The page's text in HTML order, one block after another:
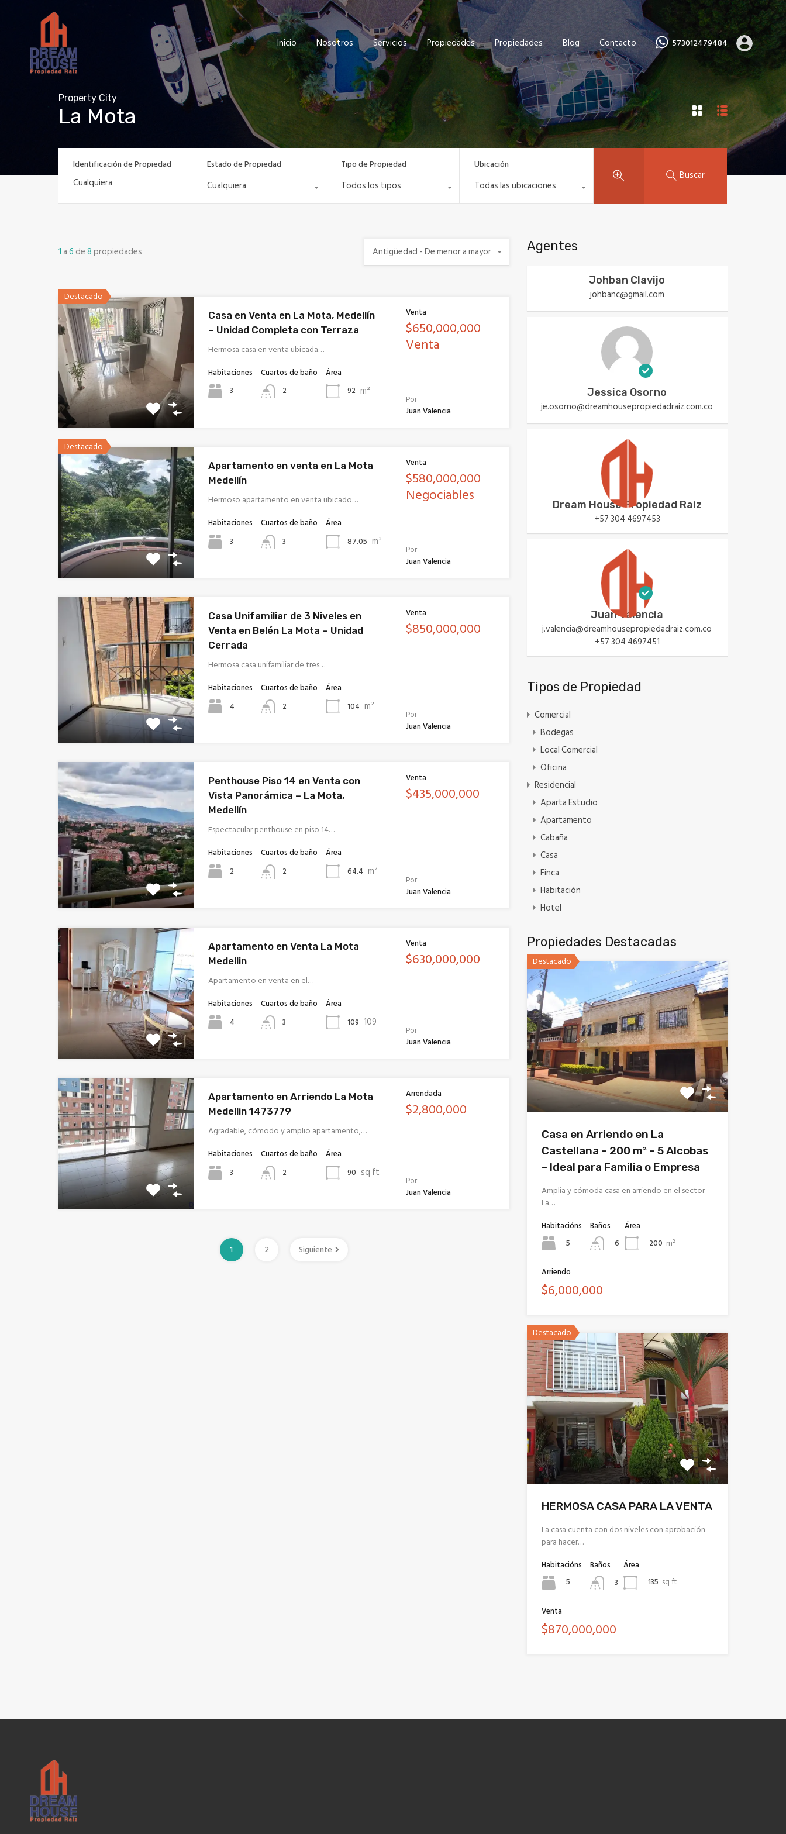
Inicio Nosotros Servicios Propiedades Propiedades Blog Contacto 573012479484
Property City
La Mota
Identificación de Propiedad Estado de Propiedad
Cualquiera
Tipo de Propiedad
Todos los tipos
Ubicación
Todas las ubicaciones
Buscar
1 a6 de8propiedades Antigüedad - De menor a mayor
Destacado
Casa en Venta en La Mota, Medellín
– Unidad Completa con Terraza
Hermosa casa en venta ubicada…
Habitaciones
3
Cuartos de baño
2
Área
92 m²
Venta
$650,000,000
Venta
Por
Juan Valencia
Destacado
Apartamento en venta en La Mota
Medellín
Hermoso apartamento en venta ubicado…
Habitaciones
3
Cuartos de baño
3
Área
87.05 m²
Venta
$580,000,000
Negociables
Por
Juan Valencia
Casa Unifamiliar de 3 Niveles en
Venta en Belén La Mota – Unidad
Cerrada
Hermosa casa unifamiliar de tres…
Habitaciones
4
Cuartos de baño
2
Área
104 m²
Venta
$850,000,000
Por
Juan Valencia
Penthouse Piso 14 en Venta con
Vista Panorámica – La Mota,
Medellín
Espectacular penthouse en piso 14…
Habitaciones
2
Cuartos de baño
2
Área
64.4 m²
Venta
$435,000,000
Por
Juan Valencia
Apartamento en Venta La Mota
Medellin
Apartamento en venta en el…
Habitaciones
4
Cuartos de baño
3
Área
109 109
Venta
$630,000,000
Por
Juan Valencia
Apartamento en Arriendo La Mota
Medellin 1473779
Agradable, cómodo y amplio apartamento,…
Habitaciones
3
Cuartos de baño
2
Área
90 sq ft
Arrendada
$2,800,000
Por
Juan Valencia
1 2 Siguiente
Agentes
Johban Clavijo
johbanc@gmail.com
Jessica Osorno
je.osorno@dreamhousepropiedadraiz.com.co
Dream House Propiedad Raiz
+57 304 4697453
Juan Valencia
j.valencia@dreamhousepropiedadraiz.com.co
+57 304 4697451
Tipos de Propiedad
Comercial
Bodegas
Local Comercial
Oficina
Residencial
Aparta Estudio
Apartamento
Cabaña
Casa
Finca
Habitación
Hotel
Propiedades Destacadas
Destacado
Casa en Arriendo en La
Castellana – 200 m² – 5 Alcobas
– Ideal para Familia o Empresa
Amplia y cómoda casa en arriendo en el sector
La…
Habitacións
5
Baños
6
Área
200 m²
Arriendo
$6,000,000
Destacado
HERMOSA CASA PARA LA VENTA
La casa cuenta con dos niveles con aprobación
para hacer…
Habitacións
5
Baños
3
Área
135 sq ft
Venta
$870,000,000